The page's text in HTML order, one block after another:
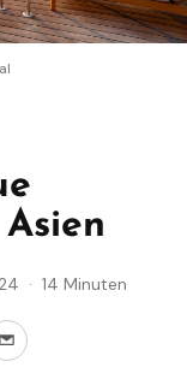
· 14 Minuten